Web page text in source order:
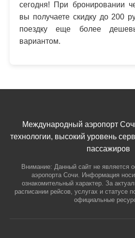
сегодня! При бронировании
вы получаете скидку до 200
поездку еще более
вариантом.
Международный аэропорт
технологии, высокий уровень
пассажиров
Внимание: Данный сайт не является
аэропорта Сочи. Информация
ознакомительный характер. За
расписании рейсов, услугах и статусе
официальные